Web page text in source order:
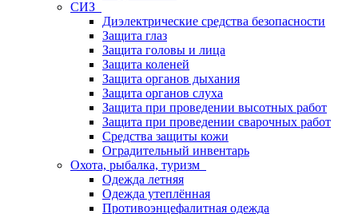
СИЗ
Диэлектрические средства безопасности
Защита глаз
Защита головы и лица
Защита коленей
Защита органов дыхания
Защита органов слуха
Защита при проведении высотных работ
Защита при проведении сварочных работ
Средства защиты кожи
Оградительный инвентарь
Охота, рыбалка, туризм
Одежда летняя
Одежда утеплённая
Противоэнцефалитная одежда